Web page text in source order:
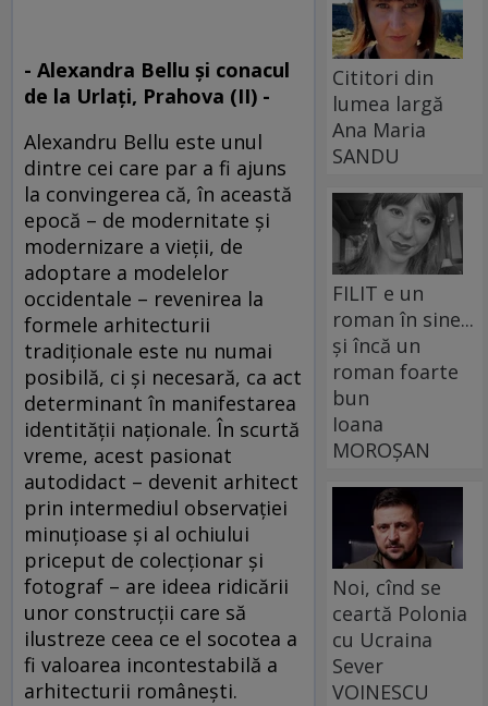
- Alexandra Bellu şi conacul
de la Urlaţi, Prahova (II) -
Alexandru Bellu este unul
dintre cei care par a fi ajuns
la convingerea că, în această
epocă – de modernitate şi
modernizare a vieţii, de
adoptare a modelelor
occidentale – revenirea la
formele arhitecturii
tradiţionale este nu numai
posibilă, ci şi necesară, ca act
determinant în manifestarea
identităţii naţionale. În scurtă
vreme, acest pasionat
autodidact – devenit arhitect
prin intermediul observaţiei
minuţioase şi al ochiului
priceput de colecţionar şi
fotograf – are ideea ridicării
unor construcţii care să
ilustreze ceea ce el socotea a
fi valoarea incontestabilă a
arhitecturii româneşti.
Cititori din
lumea largă
Ana Maria
SANDU
FILIT e un
roman în sine...
și încă un
roman foarte
bun
Ioana
MOROȘAN
Noi, cînd se
ceartă Polonia
cu Ucraina
Sever
VOINESCU